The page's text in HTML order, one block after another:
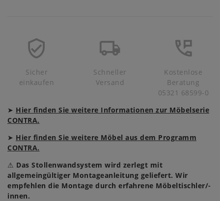
Sicher
einkaufen
Schneller
Versand
Kostenlose
Beratung
05321 68599-0
➤ Hier finden Sie weitere Informationen zur Möbelserie
CONTRA.
➤ Hier finden Sie weitere Möbel aus dem Programm
CONTRA.
⚠ Das Stollenwandsystem wird zerlegt mit
allgemeingültiger Montageanleitung geliefert. Wir
empfehlen die Montage durch erfahrene Möbeltischler/-
innen.